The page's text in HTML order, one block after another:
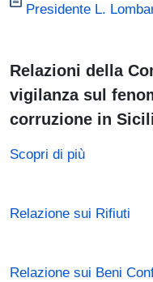
Presidente L.
Relazioni della
vigilanza sul
corruzione in
Scopri di più
Relazione sui Rifiuti
Relazione sui Beni